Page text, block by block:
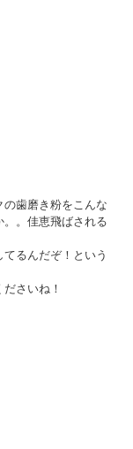
歯磨き粉をこんな
。佳恵飛ばされる
るんだぞ！という
さいね！